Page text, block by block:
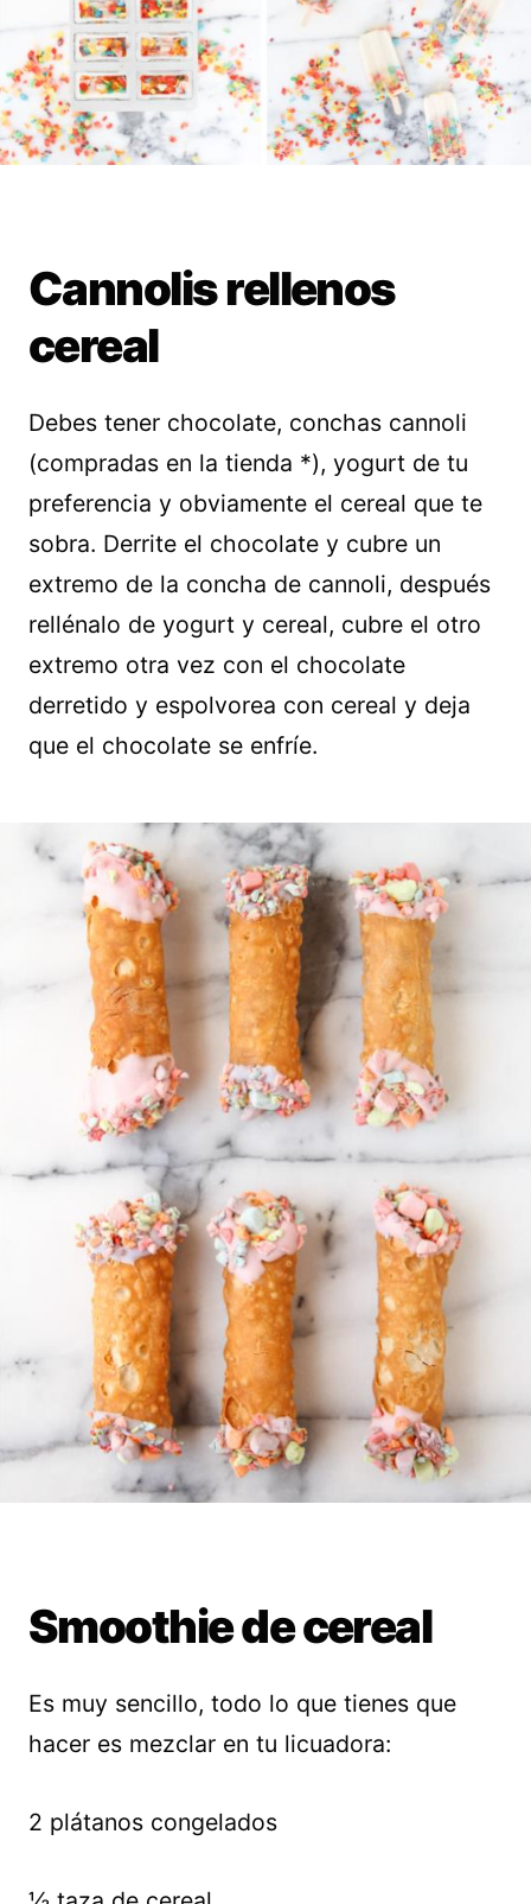
Cannolis rellenos
cereal
Debes tener chocolate, conchas cannoli
(compradas en la tienda *), yogurt de tu
preferencia y obviamente el cereal que te
sobra. Derrite el chocolate y cubre un
extremo de la concha de cannoli, después
rellénalo de yogurt y cereal, cubre el otro
extremo otra vez con el chocolate
derretido y espolvorea con cereal y deja
que el chocolate se enfríe.
Smoothie de cereal
Es muy sencillo, todo lo que tienes que
hacer es mezclar en tu licuadora:
2 plátanos congelados